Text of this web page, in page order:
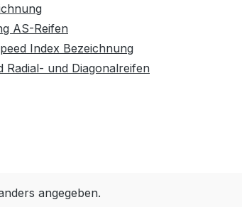
AS-Reifen
Index Bezeichnung
Radial- und Diagonalreifen
angegeben.